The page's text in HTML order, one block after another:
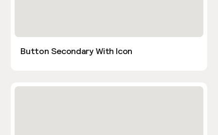
Button Secondary With Icon